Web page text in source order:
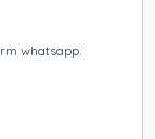
whatsapp.